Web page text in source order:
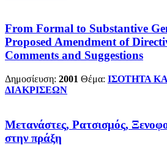
From Formal to Substantive
Proposed Amendment of
Comments and Suggestions
Δημοσίευση: 2001 Θέμα: ΙΣΟΤΗΤΑ
ΔΙΑΚΡΙΣΕΩΝ
Μετανάστες, Ρατσισμός,
στην πράξη